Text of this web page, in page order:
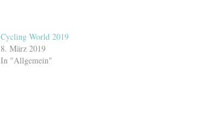
Cycling World 2019
8. März 2019
In "Allgemein"